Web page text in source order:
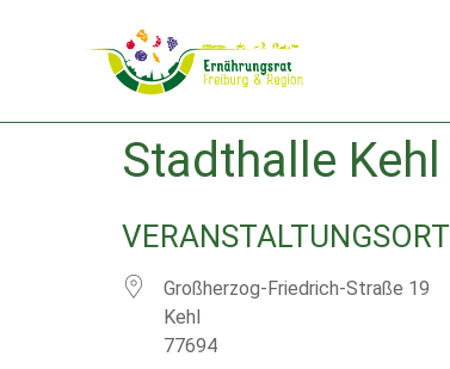
Stadthalle Kehl
VERANSTALTUNGSORT
Großherzog-Friedrich-Straße 19
Kehl
77694